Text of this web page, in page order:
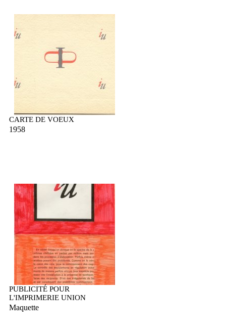
CARTE DE VOEUX
1958
PUBLICITÉ POUR
L'IMPRIMERIE UNION
Maquette